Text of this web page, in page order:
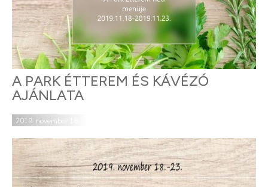
A PARK ÉTTEREM ÉS KÁVÉZÓ
AJÁNLATA
2019. november 18.